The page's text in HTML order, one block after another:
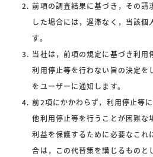
前項の調査結果に基づき，その請
した場合には，遅滞なく，当該個
す。
当社は，前項の規定に基づき利用
利用停止等を行わない旨の決定を
をユーザーに通知します。
前2項にかかわらず，利用停止等
他利用停止等を行うことが困難な
利益を保護するために必要なこれ
合は，この代替策を講じるものと